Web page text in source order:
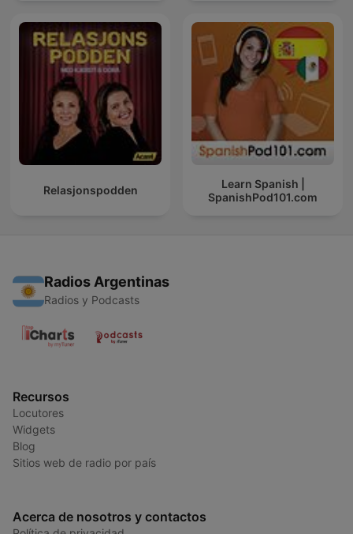
Relasjonspodden
Learn Spanish |
SpanishPod101.com
Radios Argentinas
Radios y Podcasts
Recursos
Locutores
Widgets
Blog
Sitios web de radio por país
Acerca de nosotros y contactos